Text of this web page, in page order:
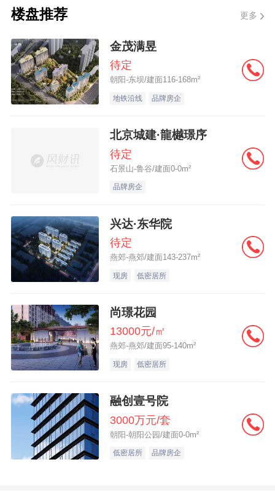
TOP30到TOP20，又到如今的行业第八，经
不同于其它房企将代建业务拆分，独立运
营，远洋采取完全融合的发展模式，既要做
好重资产开发运营，又要加快代建业务拓展
步伐。在发展的优先级上，代建业务已受到
赵建军表示，“有的城市重资产业务已经基本
京、廊坊、秦皇岛等城市，远洋的开发业务
还占主要地位，轻资产业务相对少一些。自
然过渡是最好的方式，没有必要主动拆分”
他强调，“大股东、公司管理层等各方都很支
持远洋做代建，希望我们做好代建稳定团
队、提升能力和品牌影响力。”
实际上，由甲方变成乙方，这一过程并不容
易，其中最重要的是思维方式的转变。
楼盘推荐 更多
金茂满昱
待定
朝阳-东坝/建面116-168m²
地铁沿线 品牌房企
北京城建·龍樾璟序
待定
石景山-鲁谷/建面0-0m²
品牌房企
兴达·东华院
待定
燕郊-燕郊/建面143-237m²
现房 低密居所
尚璟花园
13000元/㎡
燕郊-燕郊/建面95-140m²
现房 低密居所
融创壹号院
3000万元/套
朝阳-朝阳公园/建面0-0m²
低密居所 品牌房企